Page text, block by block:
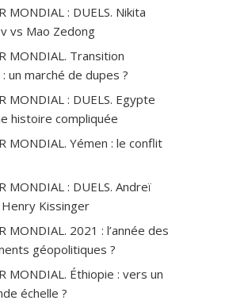
MONDIAL : DUELS. Nikita
vs Mao Zedong
MONDIAL. Transition
un marché de dupes ?
MONDIAL : DUELS. Egypte
histoire compliquée
MONDIAL. Yémen : le conflit
MONDIAL : DUELS. Andreï
Kissinger
MONDIAL. 2021 : l’année des
géopolitiques ?
MONDIAL. Éthiopie : vers un
échelle ?